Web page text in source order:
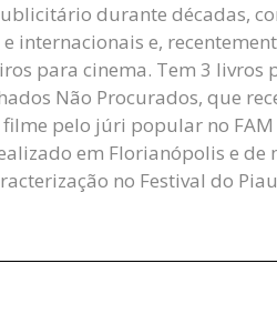
durante décadas,
internacionais e,
para cinema. Tem 3 livros
Não Procurados, que
pelo júri popular no FAM
em Florianópolis e de
no Festival do